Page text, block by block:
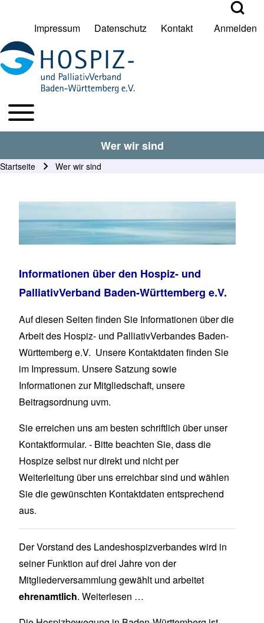
Suche Schließen
Suche
User account menu
Impressum Datenschutz Kontakt Anmelden
HPV BW Hauptmenu
Toggle main menu
Wer wir sind
Startseite Wer wir sind
Informationen über den Hospiz- und
PalliativVerband Baden-Württemberg e.V.
Auf diesen Seiten finden Sie Informationen über die
Arbeit des Hospiz- und PalliativVerbandes Baden-
Württemberg e.V. Unsere Kontaktdaten finden Sie
im Impressum. UnsereSatzung sowie
Informationen zurMitgliedschaft, unsere
Beitragsordnung uvm.
Sie erreichen uns am besten schriftlich über unser
Kontaktformular. - Bitte beachten Sie, dass die
Hospize selbst nur direkt und nicht per
Weiterleitung über uns erreichbar sind und wählen
Sie die gewünschten Kontaktdaten entsprechend
aus.
Der Vorstand des Landeshospizverbandes wird in
seiner Funktion auf drei Jahre von der
Mitgliederversammlung gewählt und arbeitet
ehrenamtlich. Weiterlesen …